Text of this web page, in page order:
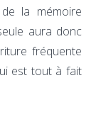
la mémoire
aura donc
fréquente
est tout à fait